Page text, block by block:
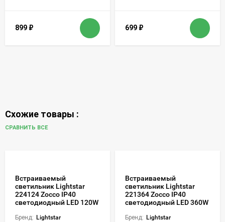
899 ₽ 699 ₽
Схожие товары :
СРАВНИТЬ ВСЕ
Встраиваемый
светильник Lightstar
224124 Zocco IP40
светодиодный LED 120W
Бренд: Lightstar
Встраиваемый
светильник Lightstar
221364 Zocco IP40
светодиодный LED 360W
Бренд: Lightstar